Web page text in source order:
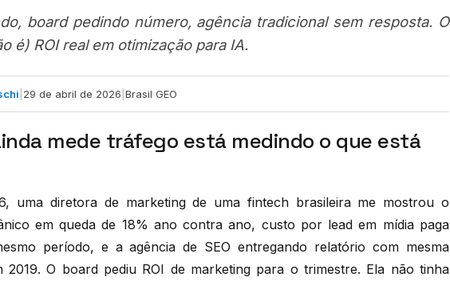
board pedindo número, agência tradicional sem resposta. O
é) ROI real em otimização para IA.
29 de abril de 2026 Brasil GEO
mede tráfego está medindo o que está
uma diretora de marketing de uma fintech brasileira me mostrou o
em queda de 18% ano contra ano, custo por lead em mídia paga
período, e a agência de SEO entregando relatório com mesma
2019. O board pediu ROI de marketing para o trimestre. Ela não tinha